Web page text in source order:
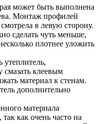
может быть выполнена
Монтаж профилей
в левую сторону.
сделать чуть меньше,
плотнее уложить
утеплитель,
смазать клеевым
материал к стенам.
дополнительно
материала
как очень часто на